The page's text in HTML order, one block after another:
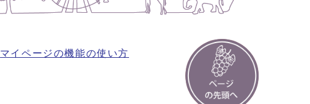
マイページの機能の使い方